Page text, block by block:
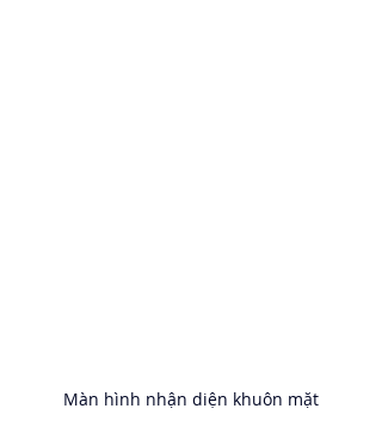
Màn hình nhận diện khuôn mặt